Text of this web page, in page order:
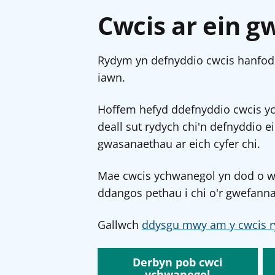
Cwcis ar ein
Rydym yn defnyddio cwcis
iawn.
Hoffem hefyd ddefnyddio cwcis
deall sut rydych chi'n defnyddio
gwasanaethau ar eich cyfer chi.
Mae cwcis ychwanegol yn dod o
ddangos pethau i chi o'r
Gallwch ddysgu mwy am y cwcis
Derbyn pob cwci